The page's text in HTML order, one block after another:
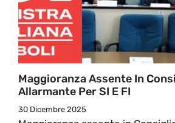
Maggioranza Assente In
Allarmante Per SI E FI
30 Dicembre 2025